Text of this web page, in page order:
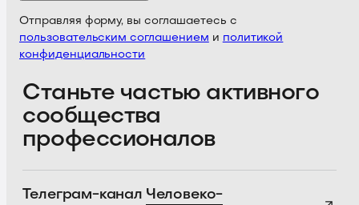
Отправляя форму, вы соглашаетесь с
пользовательским соглашением и политикой
конфиденциальности
Станьте частью активного
сообщества
профессионалов
Телеграм-канал Человеко-